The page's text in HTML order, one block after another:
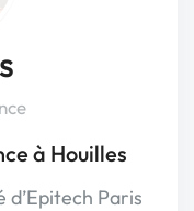
à Houilles
d’Epitech Paris